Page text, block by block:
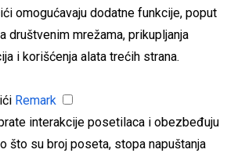
omogućavaju dodatne funkcije, poput
društvenim mrežama, prikupljanja
i korišćenja alata trećih strana.
Remark
interakcije posetilaca i obezbeđuju
što su broj poseta, stopa napuštanja